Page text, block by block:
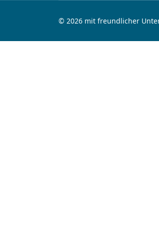
© 2026 mit freundlicher